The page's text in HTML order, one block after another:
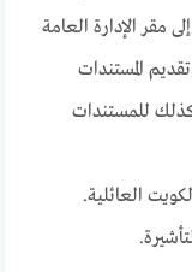
مقر الإدارة العامة
المستندات
كذلك للمستندات
العائلية.